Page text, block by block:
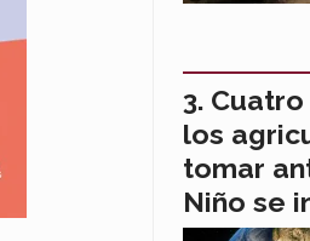
los
tomar
Niño se